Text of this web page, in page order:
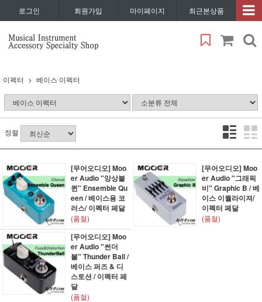
로그인 회원가입 마이페이지 최근본상품
이펙터 베이스 이펙터
정렬
[무어오디오] Moo
er Audio "앙상블
퀸" Ensemble Qu
een / 베이스용 코
러스/ 이펙터 페달
(품절)
[무어오디오] Moo
er Audio "그래픽
비" Graphic B / 베
이스 이퀄라이져/
이펙터 페달
(품절)
[무어오디오] Moo
er Audio "썬더
볼" Thunder Ball /
베이스 퍼즈 & 디
스토션 / 이펙터 페
달
(품절)